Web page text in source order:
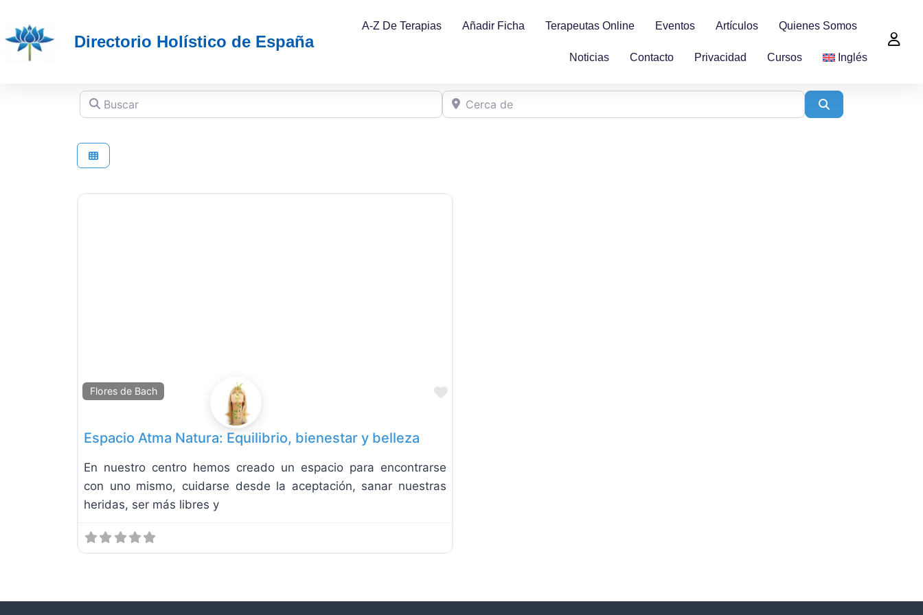
Directorio Holístico de España
A-Z De Terapias Añadir Ficha Terapeutas Online Eventos Artículos Quienes Somos
Noticias Contacto Privacidad Cursos Inglés
Buscar Cerca de
Flores de Bach Favorite
Espacio Atma Natura: Equilibrio, bienestar y belleza
En nuestro centro hemos creado un espacio para encontrarse
con uno mismo, cuidarse desde la aceptación, sanar nuestras
heridas, ser más libres y